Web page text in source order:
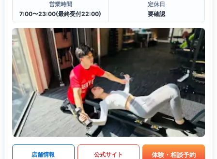
営業時間
7:00〜23:00(最終受付22:00)
定休日
要確認
店舗情報 公式サイト 体験・相談予約